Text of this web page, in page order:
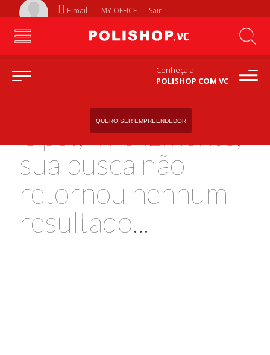
E-mail MY OFFICE Sair
Conheça a
POLISHOP COM VC
QUERO SER EMPREENDEDOR
Ops!, Infelizmente,
sua busca não
retornou nenhum
resultado...